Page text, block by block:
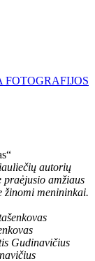
autorių
praėjusio amžiaus
žinomi menininkai.
Gudinavičius